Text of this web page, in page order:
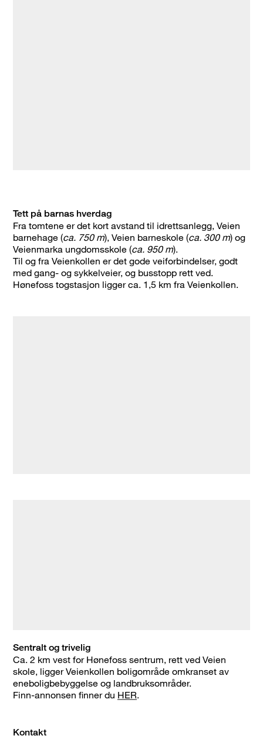
Tett på barnas hverdag
Fra tomtene er det kort avstand til idrettsanlegg, Veien
barnehage (ca. 750 m), Veien barneskole (ca. 300 m) og
Veienmarka ungdomsskole (ca. 950 m).
Til og fra Veienkollen er det gode veiforbindelser, godt
med gang- og sykkelveier, og busstopp rett ved.
Hønefoss togstasjon ligger ca. 1,5 km fra Veienkollen.
Sentralt og trivelig
Ca. 2 km vest for Hønefoss sentrum, rett ved Veien
skole, ligger Veienkollen boligområde omkranset av
eneboligbebyggelse og landbruksområder.
Finn-annonsen finner du HER.
Kontakt